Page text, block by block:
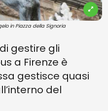
in Piazza della Signoria
gestire gli
a Firenze è
gestisce quasi
del